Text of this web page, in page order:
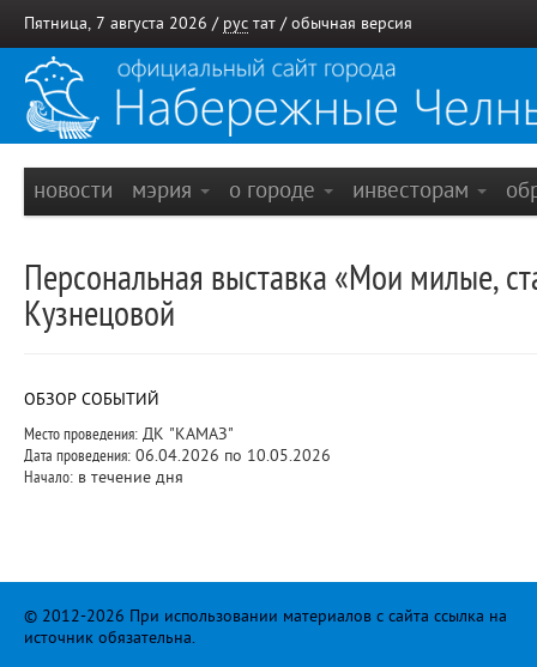
Пятница, 7 августа 2026 / рус тат / обычная версия
новости мэрия о городе инвесторам
Персональная выставка «Мои милые,
Кузнецовой
ОБЗОР СОБЫТИЙ
Место проведения: ДК "КАМАЗ"
Дата проведения: 06.04.2026 по 10.05.2026
Начало: в течение дня
© 2012-2026 При использовании материалов с сайта ссылка на
источник обязательна.